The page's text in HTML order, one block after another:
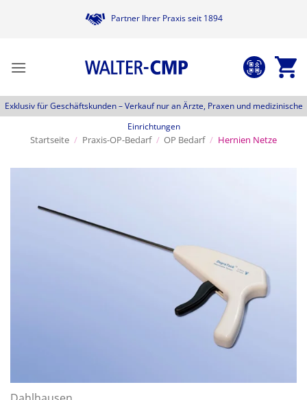
Partner Ihrer Praxis seit 1894
Exklusiv für Geschäftskunden –Verkauf nur an Ärzte, Praxen und medizinische
Einrichtungen
Startseite / Praxis-OP-Bedarf / OP Bedarf / Hernien Netze